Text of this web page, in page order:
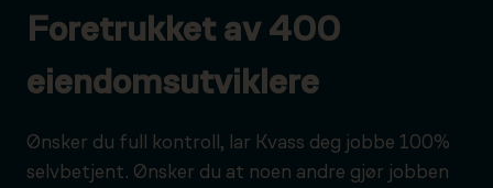
Foretrukket av 400
eiendomsutviklere
Ønsker du full kontroll, lar Kvass deg jobbe 100%
selvbetjent. Ønsker du at noen andre gjør jobben